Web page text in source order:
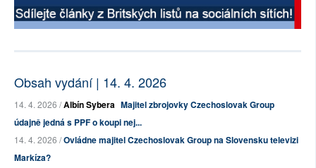
Obsah vydání | 14. 4. 2026
14. 4. 2026 /Albín Sybera Majitel zbrojovky Czechoslovak Group
údajně jedná s PPF o koupi nej...
14. 4. 2026 /Ovládne majitel Czechoslovak Group na Slovensku televizi
Markíza?